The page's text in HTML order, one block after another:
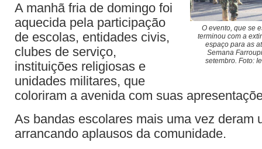
O evento, que se
terminou com a
espaço para as
Semana
setembro. Foto:
A manhã fria de domingo foi
aquecida pela participação
de escolas, entidades civis,
clubes de serviço,
instituições religiosas e
unidades militares, que
coloriram a avenida com suas
As bandas escolares mais uma vez deram
arrancando aplausos da comunidade.